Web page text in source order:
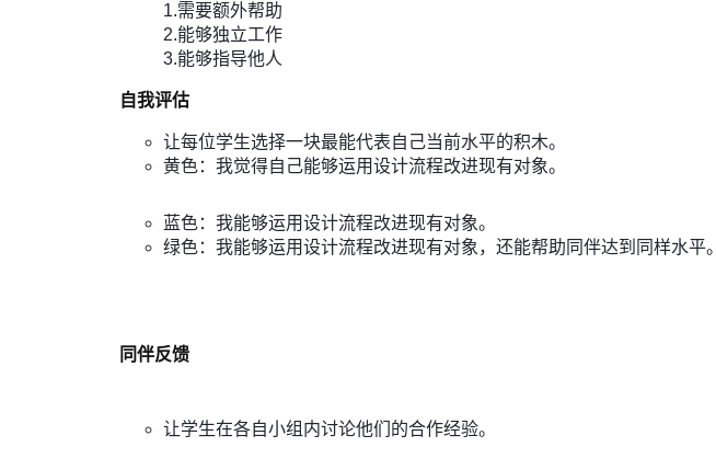
1.需要额外帮助
2.能够独立工作
3.能够指导他人
自我评估
让每位学生选择一块最能代表自己当前水平的积木。
黄色：我觉得自己能够运用设计流程改进现有对象。
蓝色：我能够运用设计流程改进现有对象。
绿色：我能够运用设计流程改进现有对象，还能帮助同伴达到同样水平。
同伴反馈
让学生在各自小组内讨论他们的合作经验。